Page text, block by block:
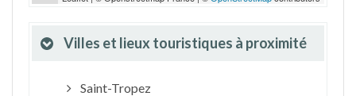
Villes et lieux touristiques à proximité
Saint-Tropez